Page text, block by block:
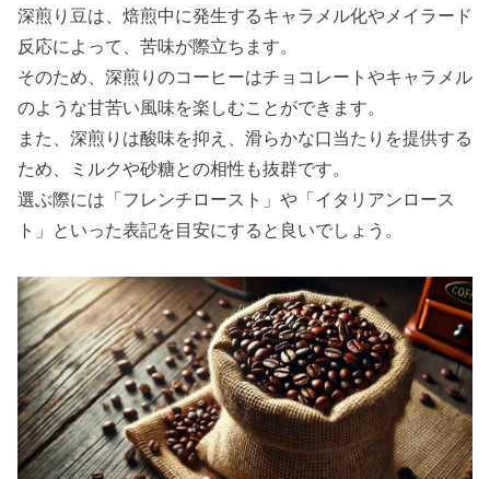
深煎り豆は、焙煎中に発生するキャラメル化やメイラード
反応によって、苦味が際立ちます。
そのため、深煎りのコーヒーはチョコレートやキャラメル
のような甘苦い風味を楽しむことができます。
また、深煎りは酸味を抑え、滑らかな口当たりを提供する
ため、ミルクや砂糖との相性も抜群です。
選ぶ際には「フレンチロースト」や「イタリアンロース
ト」といった表記を目安にすると良いでしょう。